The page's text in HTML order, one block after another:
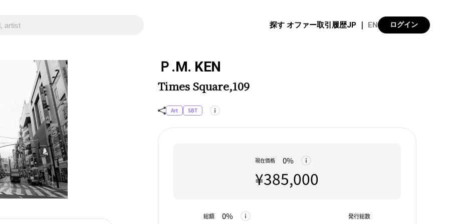
探す オファー取引履歴JP ｜ EN ログイン
Ｐ.M. KEN
Times Square,109
Art SBT
現在価格 0%
¥385,000
総額 0% 発行総数